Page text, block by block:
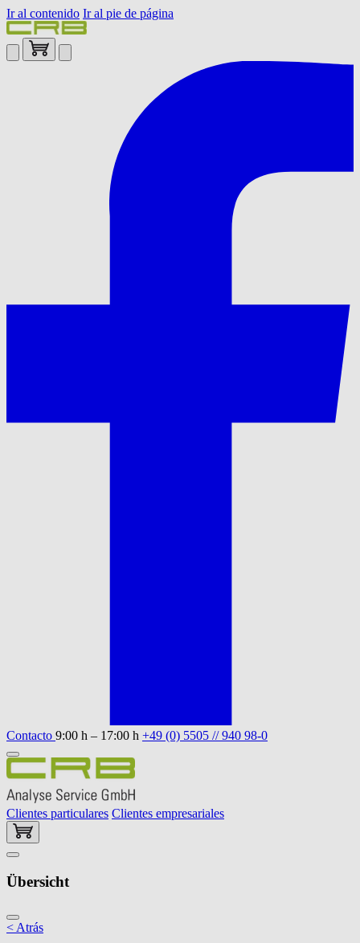
Ir al contenido Ir al pie de página
Contacto 9:00 h – 17:00 h +49 (0) 5505 // 940 98-0
Clientes particulares Clientes empresariales
Übersicht
< Atrás